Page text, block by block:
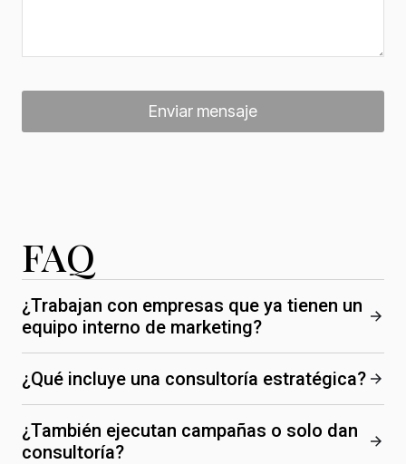
Enviar mensaje
FAQ
¿Trabajan con empresas que ya tienen un
equipo interno de marketing?
¿Qué incluye una consultoría estratégica?
¿También ejecutan campañas o solo dan
consultoría?